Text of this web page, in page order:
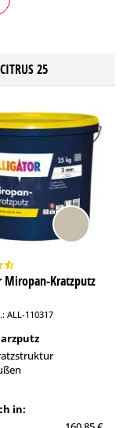
25
Miropan-Kratzputz
ALL-110317
in: